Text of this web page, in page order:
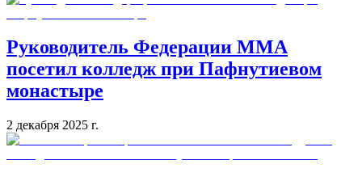
Руководитель Федерации ММА
посетил колледж при Пафнутиевом
монастыре
2 декабря 2025 г.